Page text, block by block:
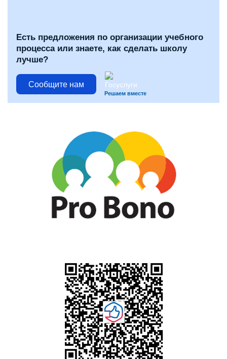
Есть предложения по организации учебного
процесса или знаете, как сделать школу
лучше?
Сообщите нам
Решаем вместе